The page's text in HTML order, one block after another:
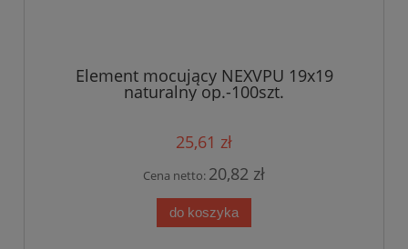
Element mocujący NEXVPU 19x19
naturalny op.-100szt.
25,61 zł
Cena netto: 20,82 zł
do koszyka